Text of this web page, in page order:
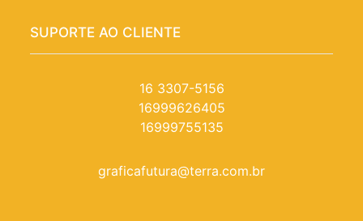
SUPORTE AO CLIENTE
16 3307-5156
16999626405
16999755135
graficafutura@terra.com.br